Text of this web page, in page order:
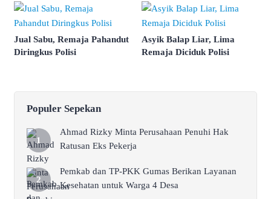
Jual Sabu, Remaja Pahandut
Diringkus Polisi
Asyik Balap Liar, Lima
Remaja Diciduk Polisi
Populer Sepekan
Ahmad Rizky Minta Perusahaan Penuhi Hak
Ratusan Eks Pekerja
Pemkab dan TP-PKK Gumas Berikan Layanan
Kesehatan untuk Warga 4 Desa